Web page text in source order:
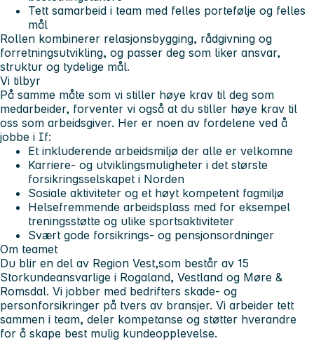
Tett samarbeid i team med felles portefølje og felles
mål
Rollen kombinerer relasjonsbygging, rådgivning og
forretningsutvikling, og passer deg som liker ansvar,
struktur og tydelige mål.
Vi tilbyr
På samme måte som vi stiller høye krav til deg som
medarbeider, forventer vi også at du stiller høye krav til
oss som arbeidsgiver. Her er noen av fordelene ved å
jobbe i If:
Et inkluderende arbeidsmiljø der alle er velkomne
Karriere- og utviklingsmuligheter i det største
forsikringsselskapet i Norden
Sosiale aktiviteter og et høyt kompetent fagmiljø
Helsefremmende arbeidsplass med for eksempel
treningsstøtte og ulike sportsaktiviteter
Svært gode forsikrings- og pensjonsordninger
Om teamet
Du blir en del av Region Vest,som består av 15
Storkundeansvarlige i Rogaland, Vestland og Møre &
Romsdal. Vi jobber med bedrifters skade- og
personforsikringer på tvers av bransjer. Vi arbeider tett
sammen i team, deler kompetanse og støtter hverandre
for å skape best mulig kundeopplevelse.